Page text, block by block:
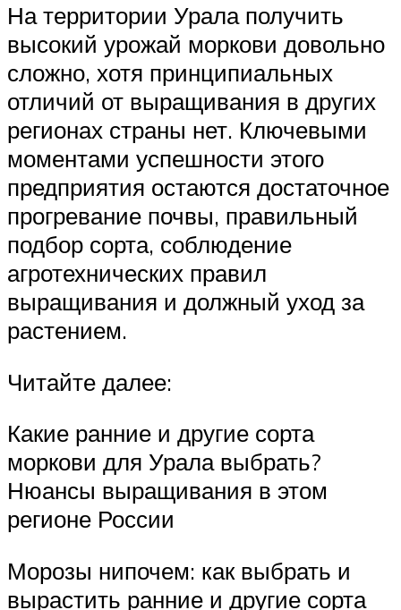
На территории Урала получить
высокий урожай моркови довольно
сложно, хотя принципиальных
отличий от выращивания в других
регионах страны нет. Ключевыми
моментами успешности этого
предприятия остаются достаточное
прогревание почвы, правильный
подбор сорта, соблюдение
агротехнических правил
выращивания и должный уход за
растением.
Читайте далее:
Какие ранние и другие сорта
моркови для Урала выбрать?
Нюансы выращивания в этом
регионе России
Морозы нипочем: как выбрать и
вырастить ранние и другие сорта